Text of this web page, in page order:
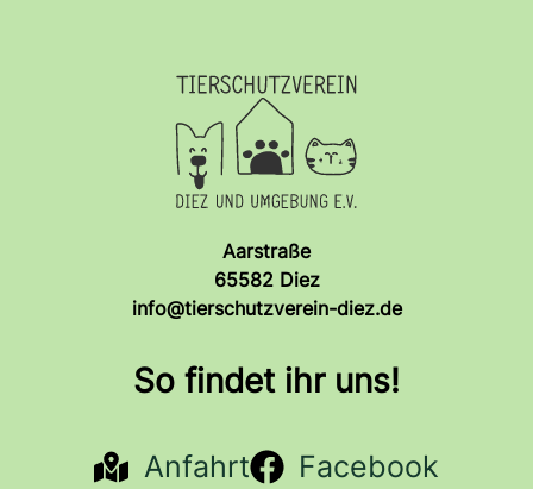
Aarstraße
65582 Diez
info@tierschutzverein-diez.de
So findet ihr uns!
Anfahrt Facebook